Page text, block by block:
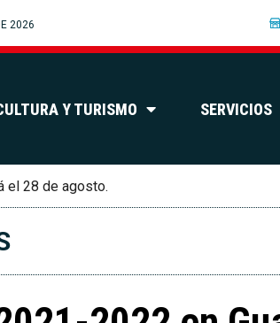
2026
Y TURISMO SERVICIOS
el 28 de agosto.